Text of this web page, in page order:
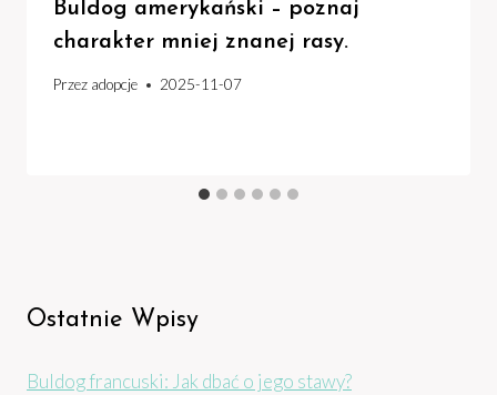
Buldog amerykański – poznaj
charakter mniej znanej rasy.
Przez adopcje 2025-11-07
Ostatnie Wpisy
Buldog francuski: Jak dbać o jego stawy?